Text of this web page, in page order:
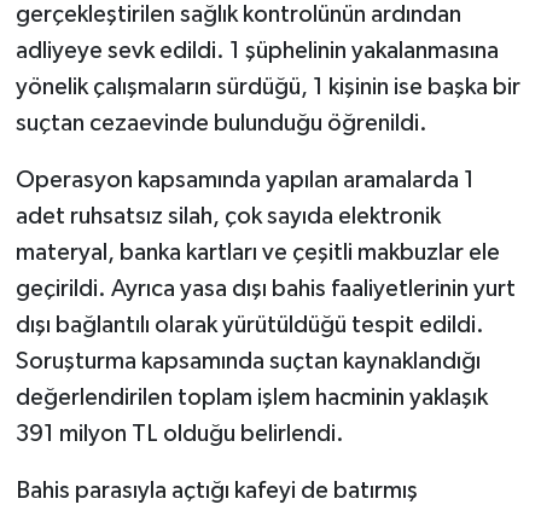
gerçekleştirilen sağlık kontrolünün ardından
adliyeye sevk edildi. 1 şüphelinin yakalanmasına
yönelik çalışmaların sürdüğü, 1 kişinin ise başka bir
suçtan cezaevinde bulunduğu öğrenildi.
Operasyon kapsamında yapılan aramalarda 1
adet ruhsatsız silah, çok sayıda elektronik
materyal, banka kartları ve çeşitli makbuzlar ele
geçirildi. Ayrıca yasa dışı bahis faaliyetlerinin yurt
dışı bağlantılı olarak yürütüldüğü tespit edildi.
Soruşturma kapsamında suçtan kaynaklandığı
değerlendirilen toplam işlem hacminin yaklaşık
391 milyon TL olduğu belirlendi.
Bahis parasıyla açtığı kafeyi de batırmış